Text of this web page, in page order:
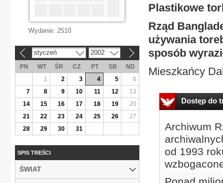
Plastikowe
Rząd
używania
sposób
Mieszkańcy
Dostęp do
Archiwum
od 1993
Wydanie: 2510
styczeń 2002
PN WT ŚR CZ PT SB
ND
1
2 3 4 5
6
7
8 9 10 11 12
13
14
15 16 17 18 19
20
21
22 23 24 25 26
27
28
29 30 31
SPIS TREŚCI
ŚWIAT